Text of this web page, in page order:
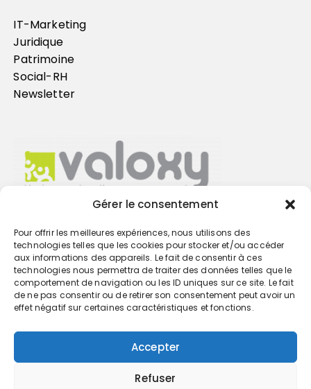
Gérer le consentement
Pour offrir les meilleures expériences, nous utilisons des
technologies telles que les cookies pour stocker et/ou accéder
aux informations des appareils. Le fait de consentir à ces
technologies nous permettra de traiter des données telles que le
comportement de navigation ou les ID uniques sur ce site. Le fait
de ne pas consentir ou de retirer son consentement peut avoir un
effet négatif sur certaines caractéristiques et fonctions.
Accepter
Refuser
IT-Marketing
Juridique
Patrimoine
Social-RH
Newsletter
Trouvez votre cabinet
GO